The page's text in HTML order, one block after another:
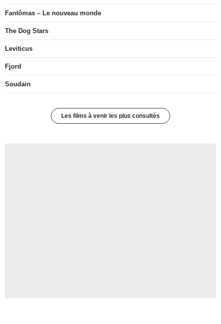
Fantômas – Le nouveau monde
The Dog Stars
Leviticus
Fjord
Soudain
Les films à venir les plus consultés